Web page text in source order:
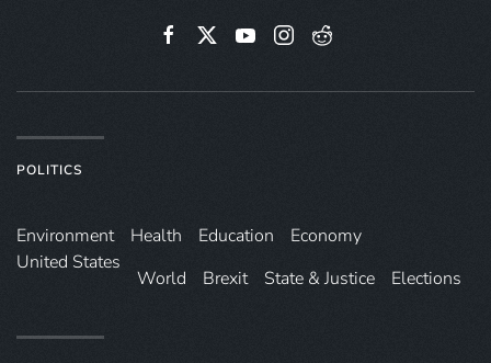
POLITICS
Environ­ment Health Education
Economy
United States
World Brexit State & Justice Elections